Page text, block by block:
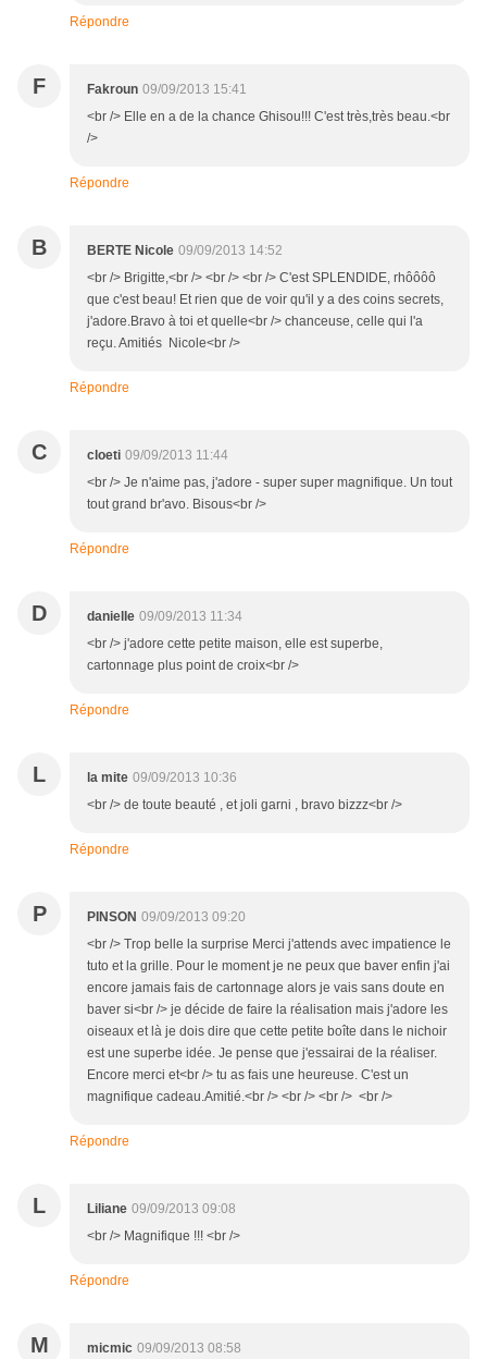
Répondre
F Fakroun 09/09/2013 15:41
<br /> Elle en a de la chance Ghisou!!! C'est très,très beau.<br
/>
Répondre
B BERTE Nicole 09/09/2013 14:52
<br /> Brigitte,<br /> <br /> <br /> C'est SPLENDIDE, rhôôôô
que c'est beau! Et rien que de voir qu'il y a des coins secrets,
j'adore.Bravo à toi et quelle<br /> chanceuse, celle qui l'a
reçu. Amitiés Nicole<br />
Répondre
C cloeti 09/09/2013 11:44
<br /> Je n'aime pas, j'adore - super super magnifique. Un tout
tout grand br'avo. Bisous<br />
Répondre
D danielle 09/09/2013 11:34
<br /> j'adore cette petite maison, elle est superbe,
cartonnage plus point de croix<br />
Répondre
L la mite 09/09/2013 10:36
<br /> de toute beauté , et joli garni , bravo bizzz<br />
Répondre
P PINSON 09/09/2013 09:20
<br /> Trop belle la surprise Merci j'attends avec impatience le
tuto et la grille. Pour le moment je ne peux que baver enfin j'ai
encore jamais fais de cartonnage alors je vais sans doute en
baver si<br /> je décide de faire la réalisation mais j'adore les
oiseaux et là je dois dire que cette petite boîte dans le nichoir
est une superbe idée. Je pense que j'essairai de la réaliser.
Encore merci et<br /> tu as fais une heureuse. C'est un
magnifique cadeau.Amitié.<br /> <br /> <br /> <br />
Répondre
L Liliane 09/09/2013 09:08
<br /> Magnifique !!! <br />
Répondre
M micmic 09/09/2013 08:58